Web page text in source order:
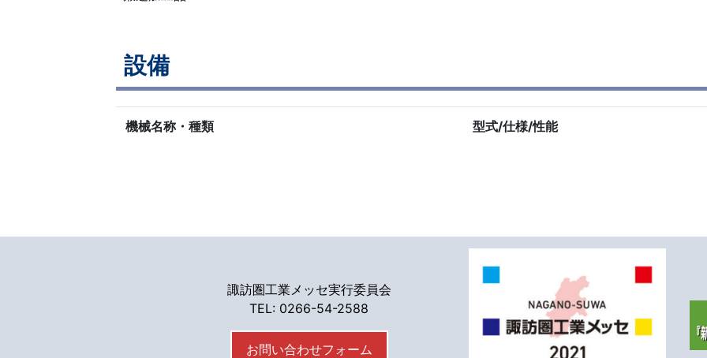
設備
機械名称・種類 型式/仕様/性能
諏訪圏工業メッセ実行委員会
TEL: 0266-54-2588
お問い合わせフォーム